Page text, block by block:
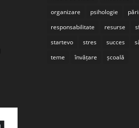
organizare
psihologie
responsabilitate
resurse
startevo
stres succes
teme
învățare școală